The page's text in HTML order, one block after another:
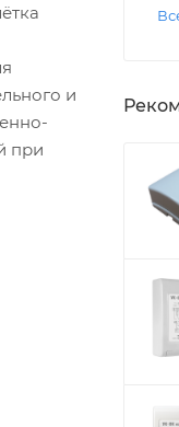
и
при